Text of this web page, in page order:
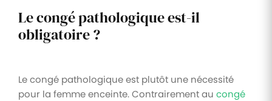
Le congé pathologique est-il
obligatoire ?
Le congé pathologique est plutôt une nécessité
pour la femme enceinte. Contrairement au congé